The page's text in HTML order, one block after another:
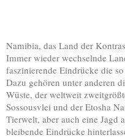
Namibia, das Land der
Immer wieder wechselnde
faszinierende Eindrücke die
Dazu gehören unter anderen
Wüste, der weltweit
Sossousvlei und der Etosha
Tierwelt, aber auch eine Jagd
bleibende Eindrücke